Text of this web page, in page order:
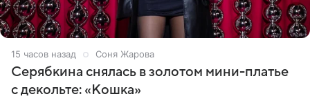
15 часов назад Соня Жарова
Серябкина снялась в золотом мини-платье
с декольте: «Кошка»